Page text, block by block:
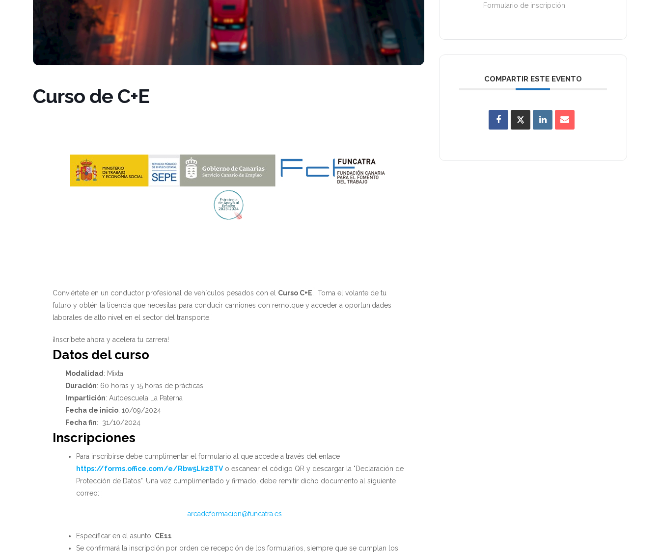
Curso de C+E
Conviértete en un conductor profesional de vehículos pesados con el Curso C+E. Toma el volante de tu
futuro y obtén la licencia que necesitas para conducir camiones con remolque y acceder a oportunidades
laborales de alto nivel en el sector del transporte.
¡Inscríbete ahora y acelera tu carrera!
Datos del curso
Modalidad: Mixta
Duración: 60 horas y 15 horas de prácticas
Impartición: Autoescuela La Paterna
Fecha de inicio: 10/09/2024
Fecha fin: 31/10/2024
Inscripciones
Para inscribirse debe cumplimentar el formulario al que accede a través del enlace
https://forms.office.com/e/Rbw5Lk28TVo escanear el código QR y descargar la "Declaración de
Protección de Datos". Una vez cumplimentado y firmado, debe remitir dicho documento al siguiente
correo:
areadeformacion@funcatra.es
Especificar en el asunto: CE11
Se confirmará la inscripción por orden de recepción de los formularios, siempre que se cumplan los
Formulario de inscripción
COMPARTIR ESTE EVENTO